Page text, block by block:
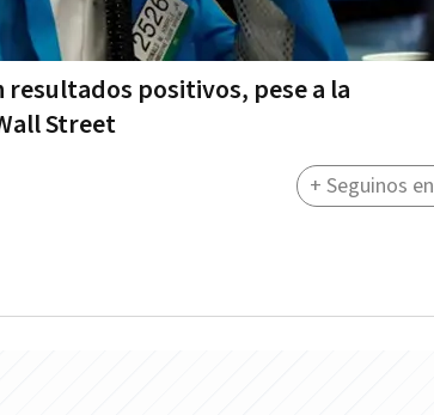
positivos, pese a la
Street
+ Seguinos en